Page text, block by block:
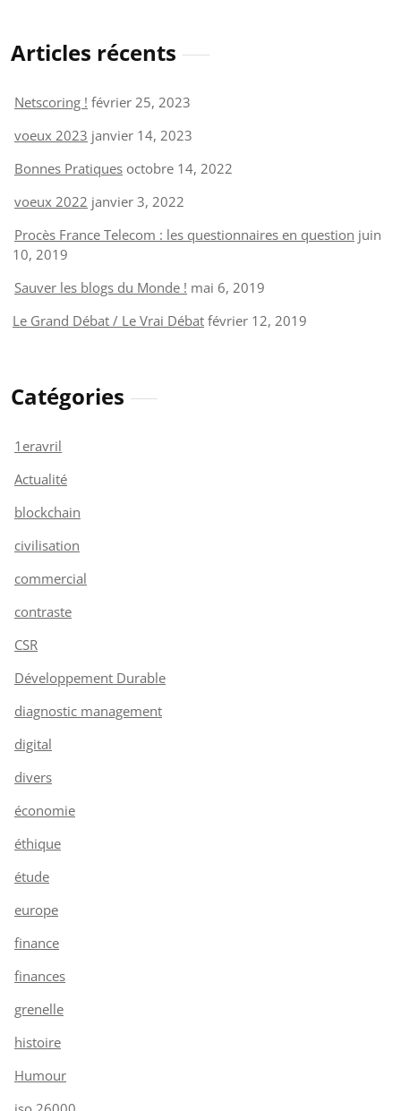
Articles récents
Netscoring ! février 25, 2023
voeux 2023 janvier 14, 2023
Bonnes Pratiques octobre 14, 2022
voeux 2022 janvier 3, 2022
Procès France Telecom : les questionnaires en question juin
10, 2019
Sauver les blogs du Monde ! mai 6, 2019
Le Grand Débat / Le Vrai Débat février 12, 2019
Catégories
1eravril
Actualité
blockchain
civilisation
commercial
contraste
CSR
Développement Durable
diagnostic management
digital
divers
économie
éthique
étude
europe
finance
finances
grenelle
histoire
Humour